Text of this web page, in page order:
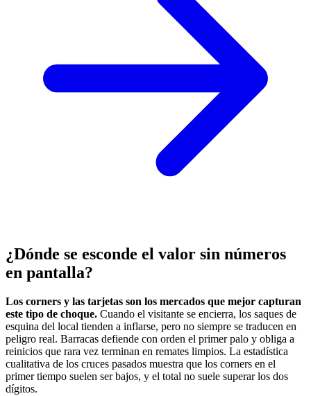
¿Dónde se esconde el valor sin números
en pantalla?
Los corners y las tarjetas son los mercados que mejor capturan
este tipo de choque. Cuando el visitante se encierra, los saques de
esquina del local tienden a inflarse, pero no siempre se traducen en
peligro real. Barracas defiende con orden el primer palo y obliga a
reinicios que rara vez terminan en remates limpios. La estadística
cualitativa de los cruces pasados muestra que los corners en el
primer tiempo suelen ser bajos, y el total no suele superar los dos
dígitos.